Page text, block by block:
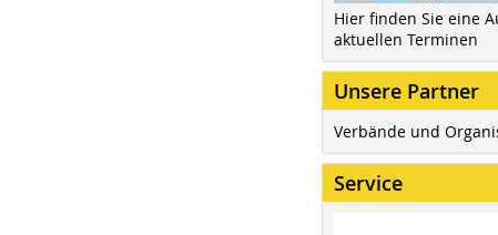
Hier finden Sie eine
aktuellen Terminen
Unsere Partner
Verbände und
Service